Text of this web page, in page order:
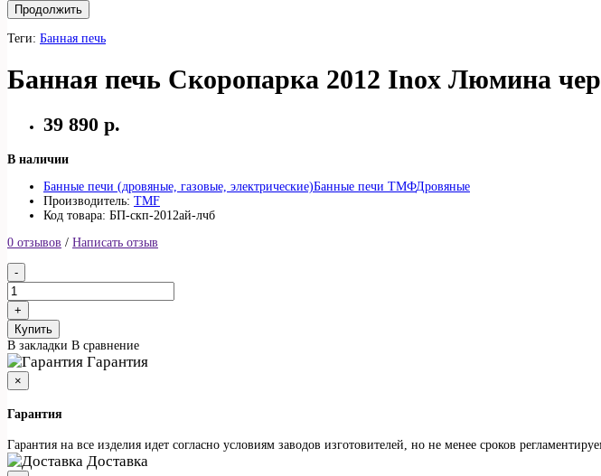
Продолжить
Теги: Банная печь
Банная печь Скоропарка 2012 Inox Люмина
39 890 р.
В наличии
Банные печи (дровяные, газовые, электрические)Банные печи ТМФДровяные
Производитель: TMF
Код товара: БП-скп-2012ай-лчб
0 отзывов / Написать отзыв
Купить
В закладки В сравнение
Гарантия
×
Гарантия
Гарантия на все изделия идет согласно условиям заводов изготовителей, но не менее сроков
Доставка